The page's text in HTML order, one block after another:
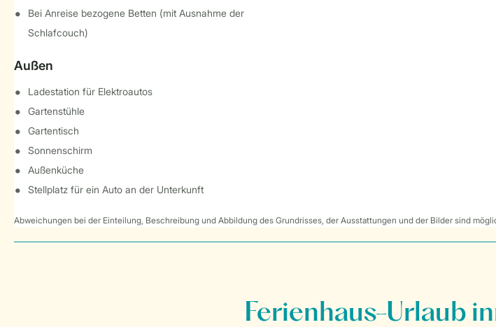
Bei Anreise bezogene Betten (mit Ausnahme der
Schlafcouch)
Außen
Ladestation für Elektroautos
Gartenstühle
Gartentisch
Sonnenschirm
Außenküche
Stellplatz für ein Auto an der Unterkunft
Abweichungen bei der Einteilung, Beschreibung und Abbildung des Grundrisses, der Ausstattungen und der Bilder sind
Ferienhaus-Urlaub